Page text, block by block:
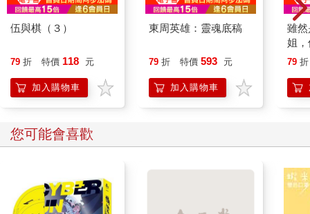
伍與棋（３）
79 折 特價 118 元
加入購物車
東周英雄：靈魂底稿
79 折 特價 593 元
加入購物車
雖
姐
以
79 折
您可能會喜歡